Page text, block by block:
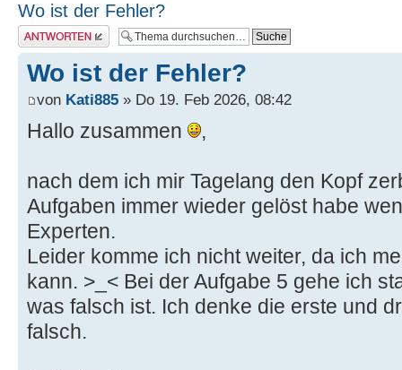
Wo ist der Fehler?
Antwort erstellen
Wo ist der Fehler?
von Kati885 » Do 19. Feb 2026, 08:42
Hallo zusammen ,
nach dem ich mir Tagelang den Kopf
Aufgaben immer wieder gelöst habe
Experten.
Leider komme ich nicht weiter, da ich
kann. >_< Bei der Aufgabe 5 gehe ich
was falsch ist. Ich denke die erste und
falsch.